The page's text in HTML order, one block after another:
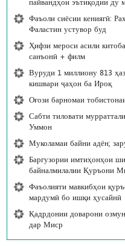
Фаъоли сиёсии кениягӣ:
Фаластин устувор буд
Ҳифзи мероси асили
санъонӣ + филм
Вуруди 1 миллиону 813
кишвари ҷаҳон ба Ироқ
Оғози барномаи
Сабти тиловати
Уммон
Муколамаи байни адён;
Баргузории имтиҳонҳои
байналмилалии Қуръони
Фаъолияти мавкибҳои
мардумӣ бо ишқи ҳусайнӣ
Қадрдонии доварони
дар Миср